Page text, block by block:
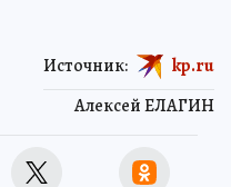
Алексей ЕЛАГИН
Источник: kp.ru